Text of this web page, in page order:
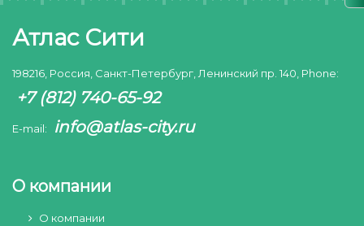
Атлас Сити
198216, Россия, Санкт-Петербург, Ленинский пр. 140, Phone:
+7 (812) 740-65-92
E-mail: info@atlas-city.ru
О компании
О компании